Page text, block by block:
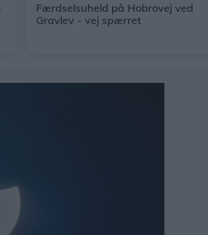
Færdselsuheld på Hobrovej ved
Gravlev - vej spærret